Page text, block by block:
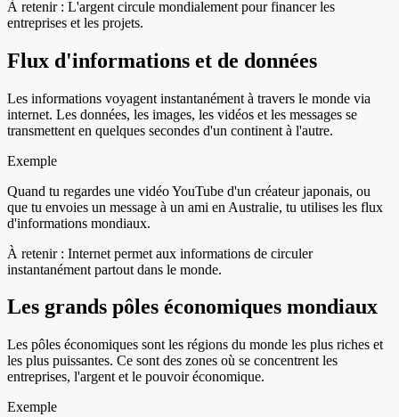
À retenir : L'argent circule mondialement pour financer les
entreprises et les projets.
Flux d'informations et de données
Les informations voyagent instantanément à travers le monde via
internet. Les données, les images, les vidéos et les messages se
transmettent en quelques secondes d'un continent à l'autre.
Exemple
Quand tu regardes une vidéo YouTube d'un créateur japonais, ou
que tu envoies un message à un ami en Australie, tu utilises les flux
d'informations mondiaux.
À retenir : Internet permet aux informations de circuler
instantanément partout dans le monde.
Les grands pôles économiques mondiaux
Les pôles économiques sont les régions du monde les plus riches et
les plus puissantes. Ce sont des zones où se concentrent les
entreprises, l'argent et le pouvoir économique.
Exemple